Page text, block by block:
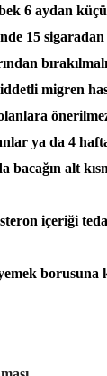
6 aydan
15
migren
ya da 4
bacağın alt
içeriği
borusuna